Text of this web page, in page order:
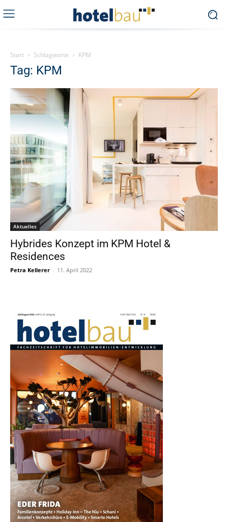
Start Schlagworte KPM
Tag: KPM
Aktuelles
Hybrides Konzept im KPM Hotel &
Residences
Petra Kellerer - 11. April 2022